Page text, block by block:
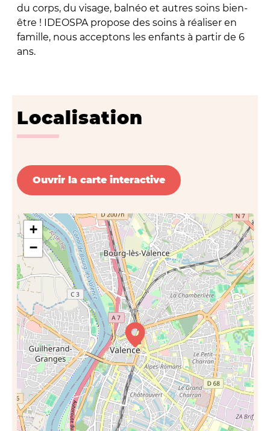
du corps, du visage, balnéo et autres soins bien-
être ! IDEOSPA propose des soins à réaliser en
famille, nous acceptons les enfants à partir de 6
ans.
Localisation
Ouvrir la carte interactive
+
−